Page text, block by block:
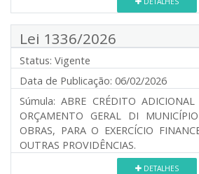
Lei 1336/2026
Status: Vigente
Data de Publicação: 06/02/2026
Súmula: ABRE CRÉDITO
ORÇAMENTO GERAL DI
OBRAS, PARA O EXERCÍCIO
OUTRAS PROVIDÊNCIAS.
DETALHES